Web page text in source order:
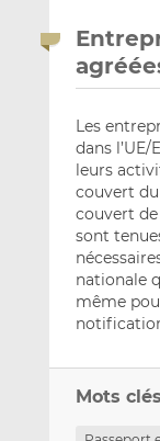
Les
dans l’UE/
leurs
couvert
couvert
sont
nationale
même
Mots clés